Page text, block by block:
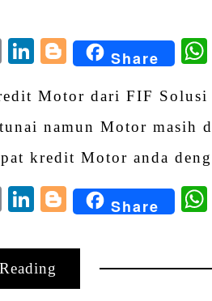
EmailLinkedIn
Blogger
Share
Motor dari FIF
namun Motor masih
kredit Motor anda
EmailLinkedIn
Blogger
Share